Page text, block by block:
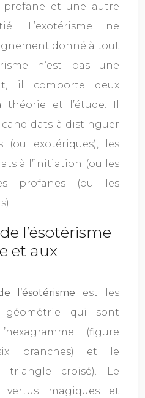
et une autre
L’exotérisme ne
donné à tout
n’est pas une
il comporte deux
et l’étude. Il
à distinguer
exotériques), les
à l’initiation (ou les
profanes (ou les
l’ésotérisme
et aux
l’ésotérisme est les
qui sont
(figure
branches) et le
triangle croisé). Le
vertus magiques et